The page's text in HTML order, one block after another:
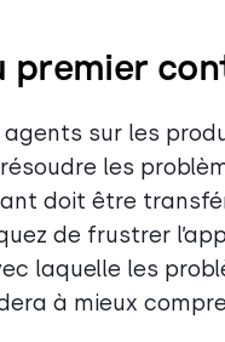
premier
agents sur les
les
doit être
de frustrer
laquelle les
à mieux